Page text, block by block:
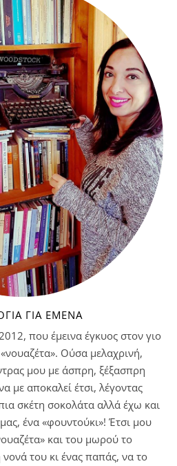
ΓΙΑ ΕΜΈΝΑ
που έμεινα έγκυος στον γιο
Ούσα μελαχρινή,
μου με άσπρη, ξέξασπρη
με αποκαλεί έτσι, λέγοντας
σκέτη σοκολάτα αλλά έχω και
ένα «φουντούκι»! Έτσι μου
και του μωρού το
νονά του κι ένας παπάς, να το